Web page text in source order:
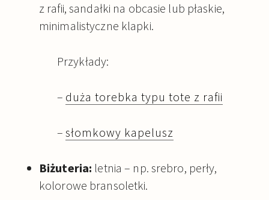
z rafii, sandałki na obcasie lub płaskie,
minimalistyczne klapki.
Przykłady:
– duża torebka typu tote z rafii
–słomkowy kapelusz
Biżuteria: letnia – np. srebro, perły,
kolorowe bransoletki.